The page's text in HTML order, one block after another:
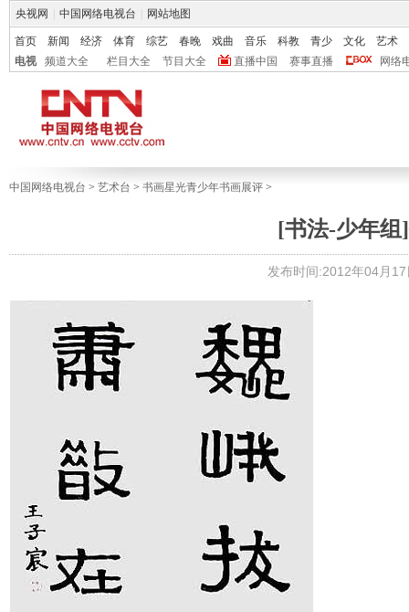
央视网 中国网络电视台 网站地图
首页 新闻 经济 体育 综艺 春晚 戏曲 音乐 科教 青少 文化
艺术
电视
频道大全 栏目大全 节目大全 直播中国 赛事直播 网络
中国网络电视台 > 艺术台 > 书画星光青少年书画展评 >
[书法-少年组
发布时间:2012年04月